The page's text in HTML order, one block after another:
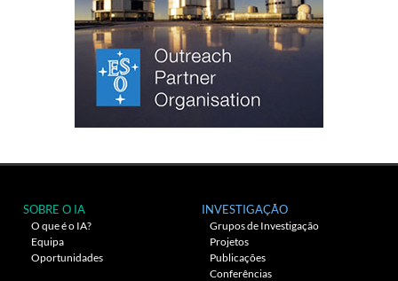
SOBRE O IA
O que é o IA?
Equipa
Oportunidades
INVESTIGAÇÃO
Grupos de Investigação
Projetos
Publicações
Conferências